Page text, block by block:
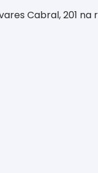
Cabral, 201 na